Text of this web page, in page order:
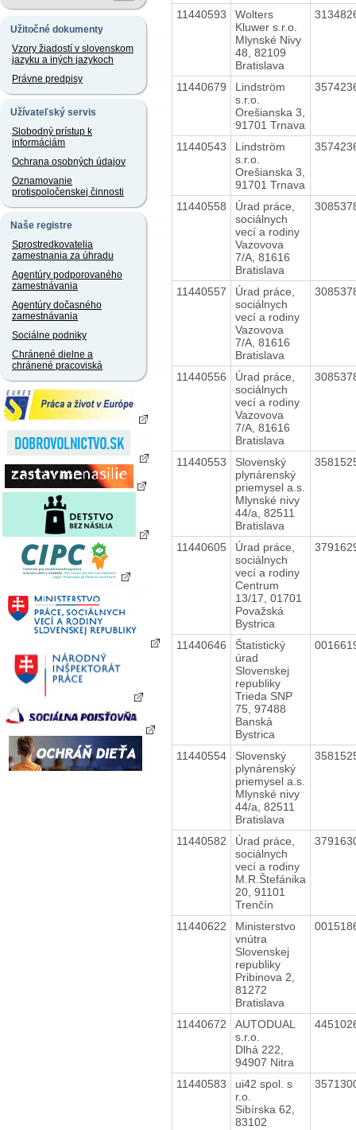
Užitočné dokumenty
Vzory žiadostí v slovenskom
jazyku a iných jazykoch
Právne predpisy
Užívateľský servis
Slobodný prístup k
informáciám
Ochrana osobných údajov
Oznamovanie
protispoločenskej činnosti
Naše registre
Sprostredkovatelia
zamestnania za úhradu
Agentúry podporovaného
zamestnávania
Agentúry dočasného
zamestnávania
Sociálne podniky
Chránené dielne a
chránené pracoviská
11440593
Wolters
Kluwer s.r.o.
Mlynské Nivy
48, 82109
Bratislava
11440679
Lindström
s.r.o.
Orešianska 3,
91701 Trnava
11440543
Lindström
s.r.o.
Orešianska 3,
91701 Trnava
11440558
Úrad práce,
sociálnych
vecí a rodiny
Vazovova
7/A, 81616
Bratislava
11440557
Úrad práce,
sociálnych
vecí a rodiny
Vazovova
7/A, 81616
Bratislava
11440556
Úrad práce,
sociálnych
vecí a rodiny
Vazovova
7/A, 81616
Bratislava
11440553
Slovenský
plynárenský
priemysel a.s.
Mlynské nivy
44/a, 82511
Bratislava
11440605
Úrad práce,
sociálnych
vecí a rodiny
Centrum
13/17, 01701
Považská
Bystrica
11440646
Štatistický
úrad
Slovenskej
republiky
Trieda SNP
75, 97488
Banská
Bystrica
11440554
Slovenský
plynárenský
priemysel a.s.
Mlynské nivy
44/a, 82511
Bratislava
11440582
Úrad práce,
sociálnych
vecí a rodiny
M.R.Štefánika
20, 91101
Trenčín
11440622
Ministerstvo
vnútra
Slovenskej
republiky
Pribinova 2,
81272
Bratislava
11440672
AUTODUAL
s.r.o.
Dlhá 222,
94907 Nitra
11440583
ui42 spol. s
r.o.
Sibírska 62,
83102